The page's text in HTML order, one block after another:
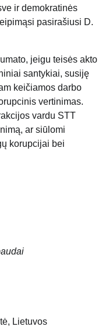
ir demokratinės
pasirašiusi D.
jeigu teisės akto
santykiai, susiję
keičiamos darbo
vertinimas.
vardu STT
ar siūlomi
korupcijai bei
Lietuvos